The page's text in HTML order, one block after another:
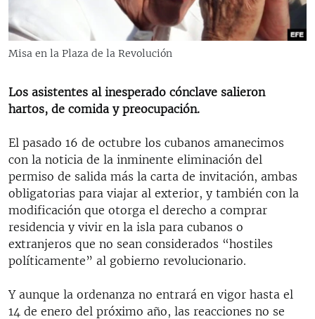
ESPECIALES
LA REALIDAD DE LA VIVIENDA EN CUBA
SER VIEJO EN CUBA
KENTU-CUBANO
LOS SANTOS DE HIALEAH
DESINFORMACIÓN RUSA EN AMÉRICA LATINA
LA INVASIÓN DE RUSIA A UCRANIA
EDITORIALES
Misa en la Plaza de la Revolución
Los asistentes al inesperado cónclave salieron
hartos, de comida y preocupación.
El pasado 16 de octubre los cubanos amanecimos
con la noticia de la inminente eliminación del
permiso de salida más la carta de invitación, ambas
obligatorias para viajar al exterior, y también con la
modificación que otorga el derecho a comprar
residencia y vivir en la isla para cubanos o
extranjeros que no sean considerados “hostiles
políticamente” al gobierno revolucionario.
Y aunque la ordenanza no entrará en vigor hasta el
14 de enero del próximo año, las reacciones no se